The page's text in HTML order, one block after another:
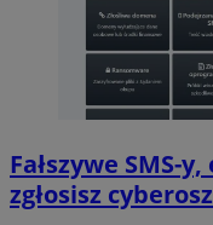
Fałszywe SMS-
zgłosisz